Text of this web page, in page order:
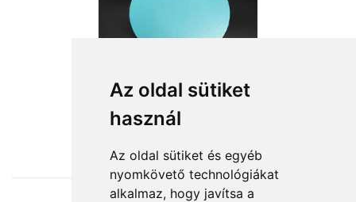
Az oldal sütiket
használ
Az oldal sütiket és egyéb
nyomkövető technológiákat
alkalmaz, hogy javítsa a
Merész szerénység
16 760 Ft-tól